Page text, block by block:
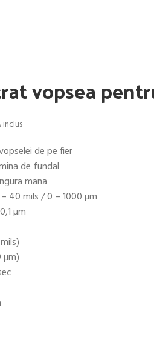
vopsea
inclus
de pe fier
de fundal
mana
40 mils / 0 – 1000 µm
µm
µm)